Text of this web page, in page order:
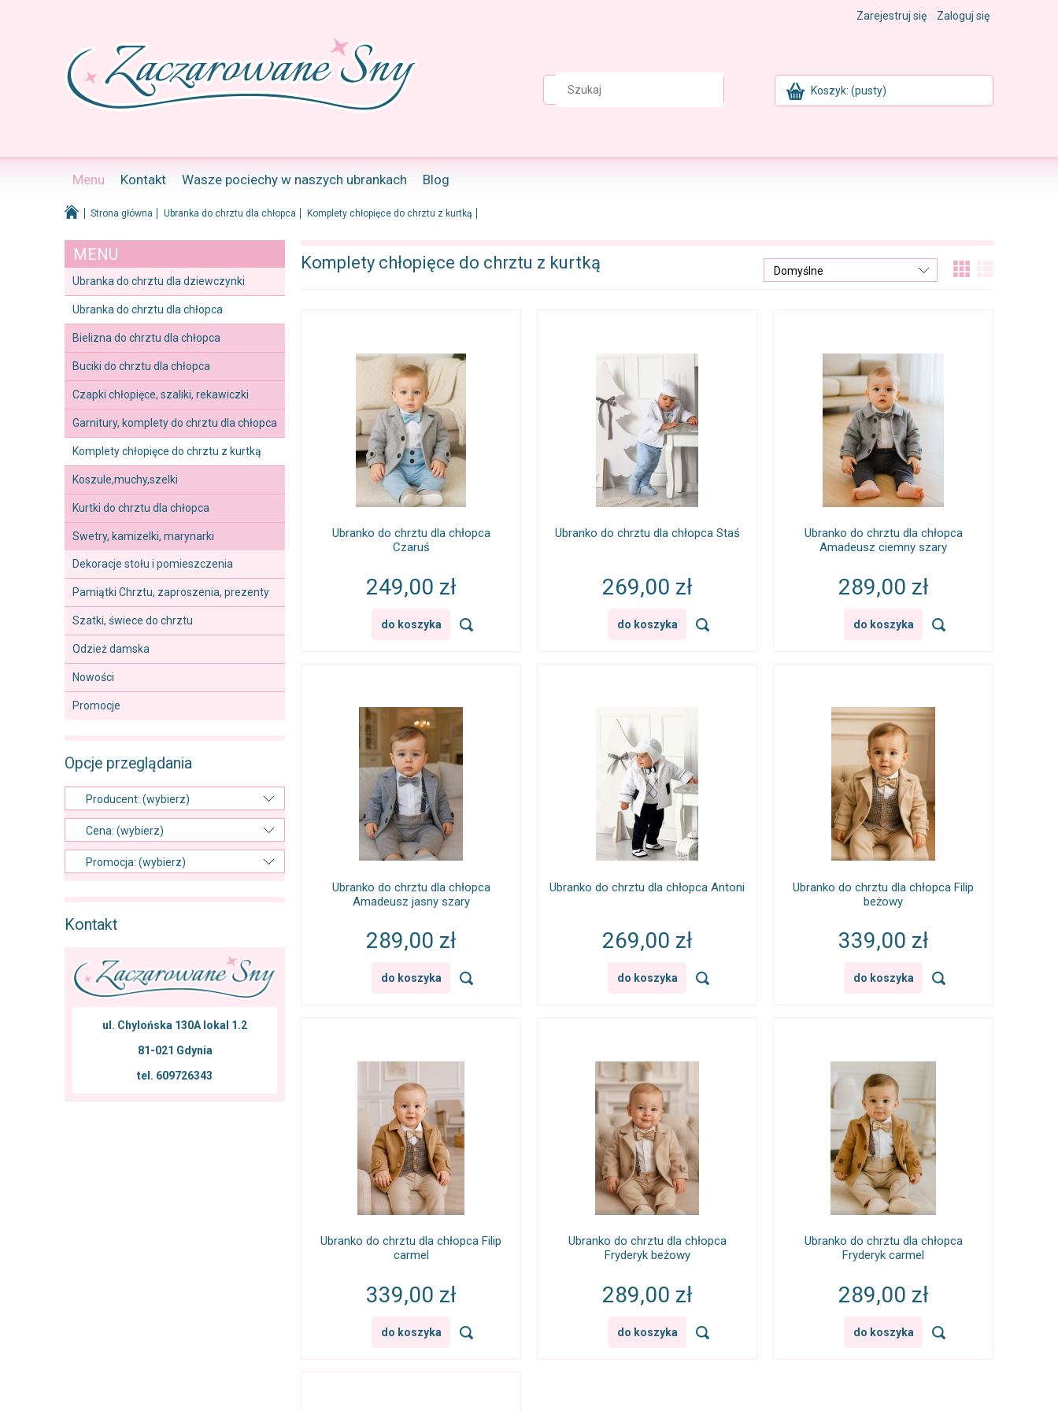
Zarejestruj się Zaloguj się
Koszyk: (pusty)
Menu Kontakt Wasze pociechy w naszych ubrankach Blog
Strona główna Ubranka do chrztu dla chłopca Komplety chłopięce do chrztu z kurtką
MENU
Ubranka do chrztu dla dziewczynki
Ubranka do chrztu dla chłopca
Bielizna do chrztu dla chłopca
Buciki do chrztu dla chłopca
Czapki chłopięce, szaliki, rekawiczki
Garnitury, komplety do chrztu dla chłopca
Komplety chłopięce do chrztu z kurtką
Koszule,muchy,szelki
Kurtki do chrztu dla chłopca
Swetry, kamizelki, marynarki
Dekoracje stołu i pomieszczenia
Pamiątki Chrztu, zaproszenia, prezenty
Szatki, świece do chrztu
Odzież damska
Nowości
Promocje
Opcje przeglądania
Producent: (wybierz)
Cena: (wybierz)
Promocja: (wybierz)
Kontakt
ul. Chylońska 130A lokal 1.2
81-021 Gdynia
tel. 609726343
Komplety chłopięce do chrztu z kurtką
Ubranko do chrztu dla chłopca
Czaruś
249,00 zł
do koszyka
Ubranko do chrztu dla chłopca Staś
269,00 zł
do koszyka
Ubranko do chrztu dla chłopca
Amadeusz ciemny szary
289,00 zł
do koszyka
Ubranko do chrztu dla chłopca
Amadeusz jasny szary
289,00 zł
do koszyka
Ubranko do chrztu dla chłopca Antoni
269,00 zł
do koszyka
Ubranko do chrztu dla chłopca Filip
beżowy
339,00 zł
do koszyka
Ubranko do chrztu dla chłopca Filip
carmel
339,00 zł
do koszyka
Ubranko do chrztu dla chłopca
Fryderyk beżowy
289,00 zł
do koszyka
Ubranko do chrztu dla chłopca
Fryderyk carmel
289,00 zł
do koszyka